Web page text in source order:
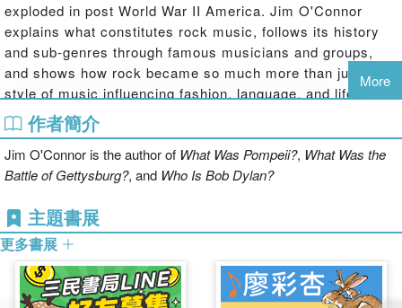
exploded in post World War II America. Jim O'Connor
explains what constitutes rock music, follows its history
and sub-genres through famous musicians and groups,
and shows how rock became so much more than just a
style of music influencing fashion, language, and lifestyle.
This entry in the New York Times best-selling series
contains eighty illustrations and sixteen pages of black
and white photographs.
More
作者簡介
Jim O'Connor is the author of What Was Pompeii?, What Was the
Battle of Gettysburg?, and Who Is Bob Dylan?
主題書展
更多書展